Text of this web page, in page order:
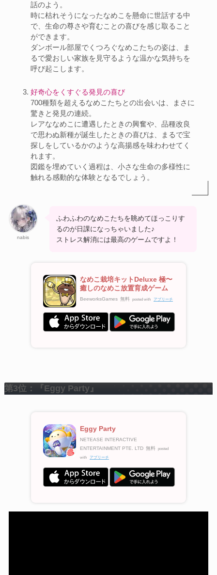
話のよう。
時に枯れそうになったなめこを懸命に世話する中
で、生命の尊さや育むことの喜びを感じ取ること
ができます。
ダンボール部屋でくつろぐなめこたちの姿は、ま
るで愛おしい家族を見守るような温かな気持ちを
呼び起こします。
好奇心をくすぐる発見の喜び
700種類を超えるなめこたちとの出会いは、まさに
驚きと発見の連続。
レアななめこに遭遇したときの興奮や、品種改良
で思わぬ新種が誕生したときの喜びは、まるで宝
探しをしているかのような高揚感を味わわせてく
れます。
図鑑を埋めていく過程は、小さな生命の多様性に
触れる感動的な体験となるでしょう。
nabis
ふわふわのなめこたちを眺めてほっこりす
るのが日課になっちゃいました♪
ストレス解消には最高のゲームですよ！
なめこ栽培キットDeluxe 極〜
癒しのなめこ放置育成ゲーム
BeeworksGames 無料 posted with アプリーチ
第3位：『Eggy Party』
Eggy Party
NETEASE INTERACTIVE
ENTERTAINMENT PTE. LTD 無料
posted
with
アプリーチ